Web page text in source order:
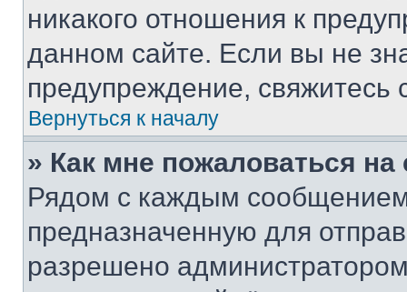
никакого отношения к
данном сайте. Если вы не
предупреждение,
Вернуться к началу
» Как мне пожаловаться
Рядом с каждым сообщением
предназначенную для
разрешено